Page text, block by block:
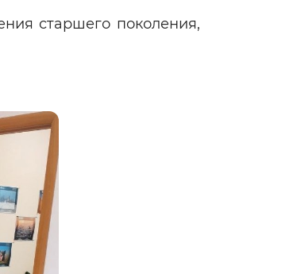
старшего поколения,